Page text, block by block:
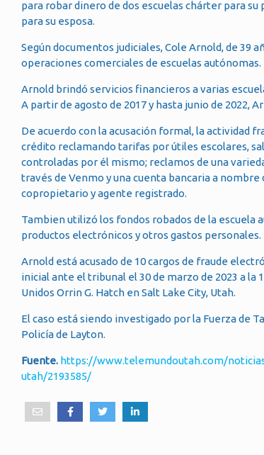
para robar dinero de dos escuelas chárter para
para su esposa.
Según documentos judiciales, Cole Arnold, de 39
operaciones comerciales de escuelas autónomas.
Arnold brindó servicios financieros a varias
A partir de agosto de 2017 y hasta junio de 2022,
De acuerdo con la acusación formal, la actividad
crédito reclamando tarifas por útiles escolares,
controladas por él mismo; reclamos de una
través de Venmo y una cuenta bancaria a
copropietario y agente registrado.
Tambien utilizó los fondos robados de la escuela
productos electrónicos y otros gastos personales.
Arnold está acusado de 10 cargos de fraude
inicial ante el tribunal el 30 de marzo de 2023 a la
Unidos Orrin G. Hatch en Salt Lake City, Utah.
El caso está siendo investigado por la Fuerza de
Policía de Layton.
Fuente. https://www.telemundoutah.com/
utah/2193585/